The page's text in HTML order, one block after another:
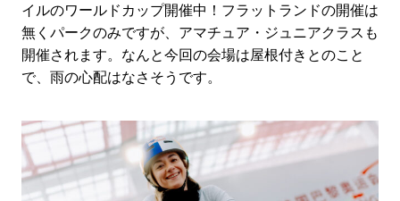
イルのワールドカップ開催中！フラットランドの開催は
無くパークのみですが、アマチュア・ジュニアクラスも
開催されます。なんと今回の会場は屋根付きとのこと
で、雨の心配はなさそうです。